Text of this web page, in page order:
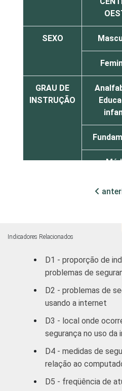
SEXO
GRAU DE
INSTRUÇÃO
De 25
De 35
De 45
Indicadores Relacionados
D1 - proporção de
problemas de
D2 - problemas de
usando a internet
D3 - local onde
segurança no uso da
D4 - medidas de
relação ao
D5 - freqüência de